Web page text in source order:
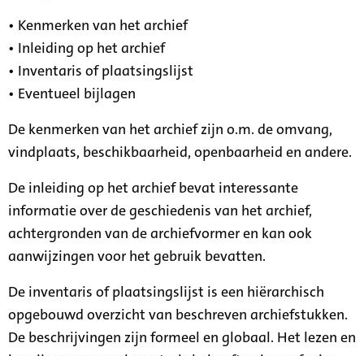
• Kenmerken van het archief
• Inleiding op het archief
• Inventaris of plaatsingslijst
• Eventueel bijlagen
De kenmerken van het archief zijn o.m. de omvang,
vindplaats, beschikbaarheid, openbaarheid en andere.
De inleiding op het archief bevat interessante
informatie over de geschiedenis van het archief,
achtergronden van de archiefvormer en kan ook
aanwijzingen voor het gebruik bevatten.
De inventaris of plaatsingslijst is een hiërarchisch
opgebouwd overzicht van beschreven archiefstukken.
De beschrijvingen zijn formeel en globaal. Het lezen en